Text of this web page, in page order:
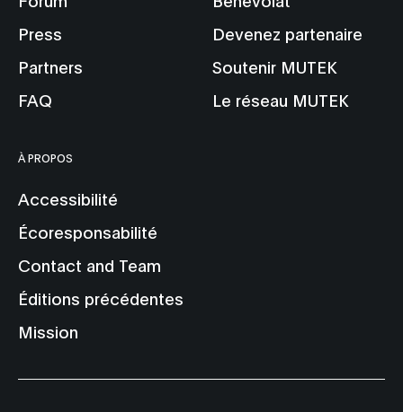
Press
Partners
FAQ
Devenez partenaire
Soutenir MUTEK
Le réseau MUTEK
À PROPOS
Accessibilité
Écoresponsabilité
Contact and Team
Éditions précédentes
Mission